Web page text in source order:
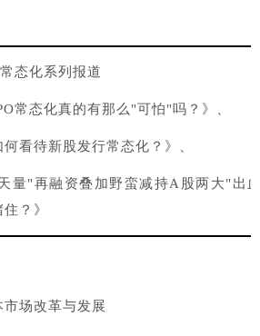
态化系列报道
常态化真的有那么"可怕"吗？》、
何看待新股发行常态化？》、
天量"再融资叠加野蛮减持A股两大"出
？》
市场改革与发展